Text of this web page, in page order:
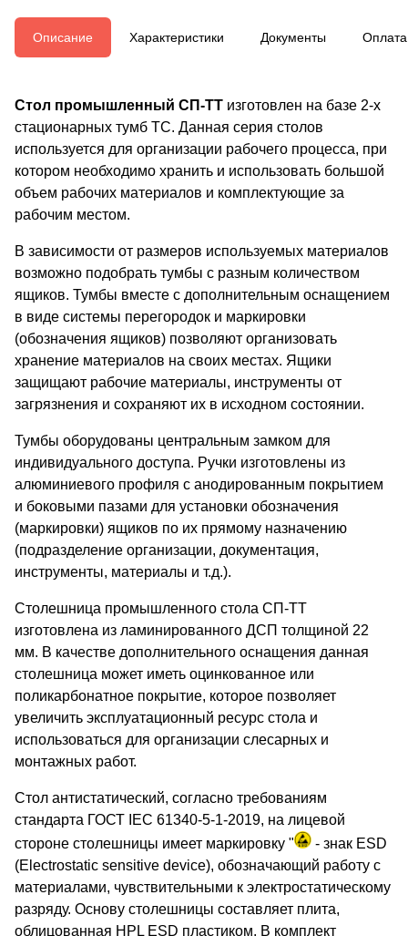
Описание Характеристики Документы Оплата
Стол промышленный СП-ТТ изготовлен на базе 2-х
стационарных тумб ТС. Данная серия столов
используется для организации рабочего процесса, при
котором необходимо хранить и использовать большой
объем рабочих материалов и комплектующие за
рабочим местом.
В зависимости от размеров используемых материалов
возможно подобрать тумбы с разным количеством
ящиков. Тумбы вместе с дополнительным оснащением
в виде системы перегородок и маркировки
(обозначения ящиков) позволяют организовать
хранение материалов на своих местах. Ящики
защищают рабочие материалы, инструменты от
загрязнения и сохраняют их в исходном состоянии.
Тумбы оборудованы центральным замком для
индивидуального доступа. Ручки изготовлены из
алюминиевого профиля с анодированным покрытием
и боковыми пазами для установки обозначения
(маркировки) ящиков по их прямому назначению
(подразделение организации, документация,
инструменты, материалы и т.д.).
Столешница промышленного стола СП-ТТ
изготовлена из ламинированного ДСП толщиной 22
мм. В качестве дополнительного оснащения данная
столешница может иметь оцинкованное или
поликарбонатное покрытие, которое позволяет
увеличить эксплуатационный ресурс стола и
использоваться для организации слесарных и
монтажных работ.
Стол антистатический, согласно требованиям
стандарта ГОСТ IEC 61340-5-1-2019, на лицевой
стороне столешницы имеет маркировку "
- знак ESD
(Electrostatic sensitive device), обозначающий работу с
материалами, чувствительными к электростатическому
разряду. Основу столешницы составляет плита,
облицованная HPL ESD пластиком. В комплект